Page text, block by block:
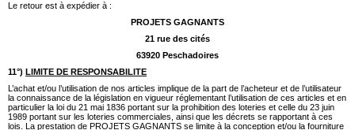
Le retour est à expédier à :
PROJETS GAGNANTS
21 rue des cités
63920 Peschadoires
11°) LIMITE DE RESPONSABILITE
L’achat et/ou l’utilisation de nos articles implique de la part de l’acheteur et de l’utilisateur
la connaissance de la législation en vigueur réglementant l’utilisation de ces articles et en
particulier la loi du 21 mai 1836 portant sur la prohibition des loteries et celle du 23 juin
1989 portant sur les loteries commerciales, ainsi que les décrets se rapportant à ces
lois. La prestation de PROJETS GAGNANTS se limite à la conception et/ou la fourniture